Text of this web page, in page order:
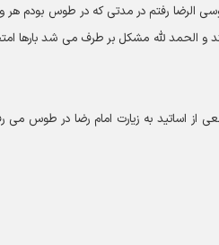
قبر على بن موسى الرضا رفتم در مدتى كه در طوس بودم
الحمد للَّه‏ مشكل بر طرف مى ‏شد بارها
اساتيد به زيارت امام رضا در طوس مى‏